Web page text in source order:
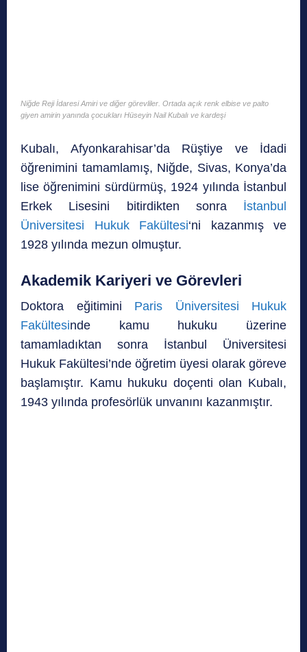
Niğde Reji İdaresi Amiri ve diğer görevliler. Ortada açık renk elbise ve palto
giyen amirin yanında çocukları Hüseyin Nail Kubalı ve kardeşi
Kubalı, Afyonkarahisar’da Rüştiye ve İdadi
öğrenimini tamamlamış, Niğde, Sivas, Konya’da
lise öğrenimini sürdürmüş, 1924 yılında İstanbul
Erkek Lisesini bitirdikten sonra İstanbul
Üniversitesi Hukuk Fakültesi‘ni kazanmış ve
1928 yılında mezun olmuştur.
Akademik Kariyeri ve Görevleri
Doktora eğitimini Paris Üniversitesi Hukuk
Fakültesinde kamu hukuku üzerine
tamamladıktan sonra İstanbul Üniversitesi
Hukuk Fakültesi’nde öğretim üyesi olarak göreve
başlamıştır. Kamu hukuku doçenti olan Kubalı,
1943 yılında profesörlük unvanını kazanmıştır.